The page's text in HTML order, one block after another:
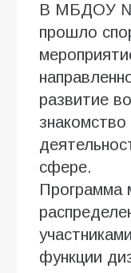
В МБДОУ №
прошло
развитие
сфере.
Программа
функции